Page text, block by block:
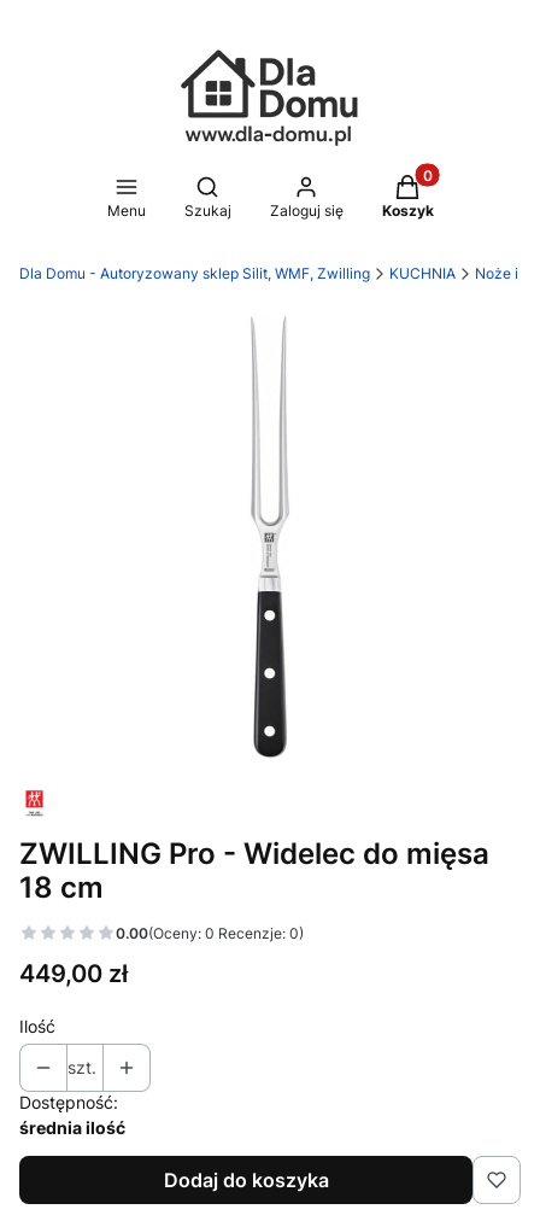
Menu
Otwórz wyszukiwarkę
Szukaj Zaloguj się
Produkty w
Koszyk
Dla Domu - Autoryzowany sklep Silit, WMF, Zwilling KUCHNIA Noże i
ZWILLING Pro - Widelec do mięsa
18 cm
0.00(Oceny: 0 Recenzje: 0)
Cena
449,00 zł
Ilość
szt.
Dostępność:
średnia ilość
Dodaj do koszyka